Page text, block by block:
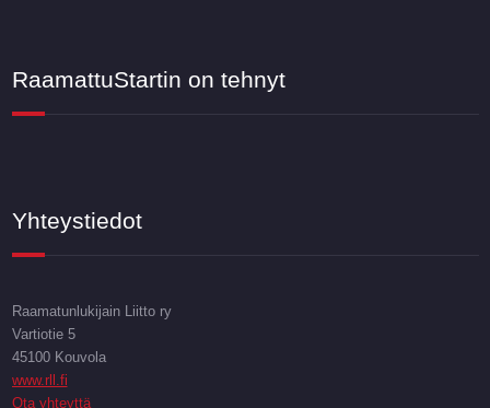
RaamattuStartin on tehnyt
Yhteystiedot
Raamatunlukijain Liitto ry
Vartiotie 5
45100 Kouvola
www.rll.fi
Ota yhteyttä